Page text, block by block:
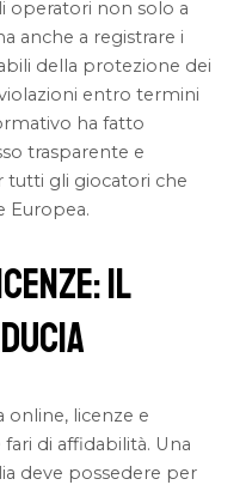
operatori non solo a
anche a registrare i
della protezione dei
entro termini
ha fatto
trasparente e
tutti gli giocatori che
Europea.
Il
online, licenze e
di affidabilità. Una
deve possedere per